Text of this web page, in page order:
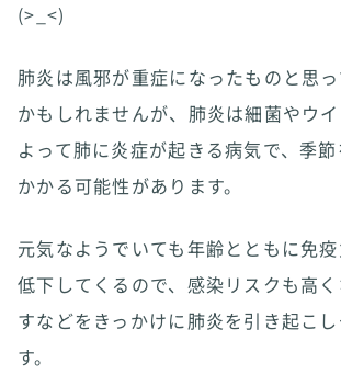
(>_<)
肺炎は風邪が重症になったものと思
かもしれませんが、肺炎は細菌やウ
よって肺に炎症が起きる病気で、季
かかる可能性があります。
元気なようでいても年齢とともに免
低下してくるので、感染リスクも高
すなどをきっかけに肺炎を引き起こ
す。